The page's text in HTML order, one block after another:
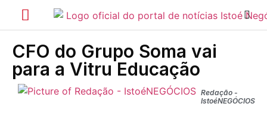
CFO do Grupo Soma vai
para a Vitru Educação
Redação -
IstoéNEGÓCIOS